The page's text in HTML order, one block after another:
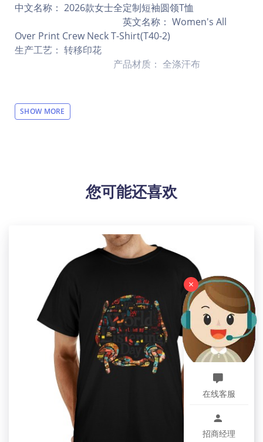
中文名称： 2026款女士全定制短袖圆领T恤
英文名称： Women's All
Over Print Crew Neck T-Shirt(T40-2)
生产工艺： 转移印花
产品材质： 全涤汗布
其他描述：
【设计说明】全幅印花，领子可自由定制颜色或者图片
合适的颜色进行搭配。这款T恤适用于夏季的任何场合。
【洗涤说明】可手洗或机洗，请勿漂白。
【特别说明】此尺码数据在衣服平铺下测量所得，因测
量方法不同，误差在2-4cm内的属于正常现象。
【包装体积】24cm x 20cm x 2cm
设计提示：
印刷区域建议图片大小：
前片: 3560 x 4573 or Higher / 150 dpi
后片: 3560 x 4463 or Higher / 150 dpi
左袖: 2704 x 1254 or Higher / 150 dpi
右袖: 2704 x 1254 or Higher / 150 dpi
领子: 2925 x 308 or Higher / 150 dpi
SHOW MORE
您可能还喜欢
×
在线客服
招商经理